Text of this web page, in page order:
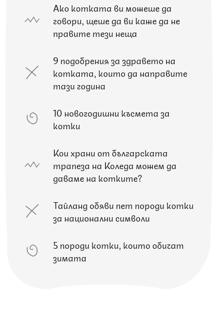
Ако котката ви можеше да
говори, щеше да ви каже да не
правите тези неща
9 подобрения за здравето на
котката, които да направите
тази година
10 новогодишни късмета за
котки
Кои храни от българската
трапеза на Коледа можем да
даваме на котките?
Тайланд обяви пет породи котки
за национални символи
5 породи котки, които обичат
зимата